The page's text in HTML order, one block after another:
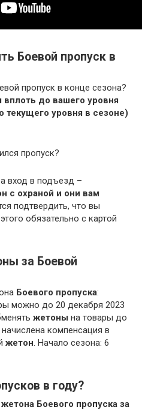
Боевой пропуск в
пропуск в конце сезона?
до вашего уровня
текущего уровня в сезоне)
пропуск?
вход в подъезд –
с охраной и они вам
подтвердить, что вы
обязательно с картой
за Боевой
Боевого пропуска:
можно до 20 декабря 2023
жетоны на товары до
компенсация в
жетон. Начало сезона: 6
в году?
Боевого пропуска за